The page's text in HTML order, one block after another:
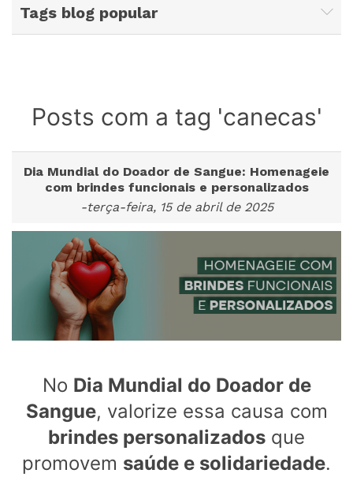
Tags blog popular
Posts com a tag 'canecas'
Dia Mundial do Doador de Sangue: Homenageie
com brindes funcionais e personalizados
-terça-feira, 15 de abril de 2025
No Dia Mundial do Doador de
Sangue, valorize essa causa com
brindes personalizados que
promovem saúde e solidariedade.